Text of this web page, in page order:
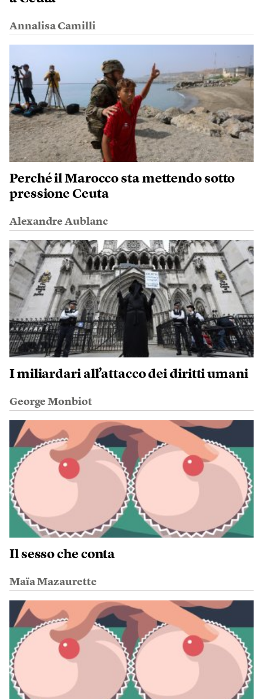
Annalisa Camilli
Perché il Marocco sta mettendo sotto
pressione Ceuta
Alexandre Aublanc
I miliardari all’attacco dei diritti umani
George Monbiot
Il sesso che conta
Maïa Mazaurette